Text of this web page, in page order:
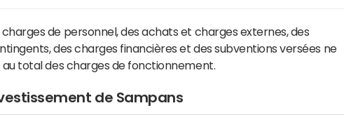
charges de personnel, des achats et charges externes, des
des charges financières et des subventions versées ne
total des charges de fonctionnement.
de Sampans